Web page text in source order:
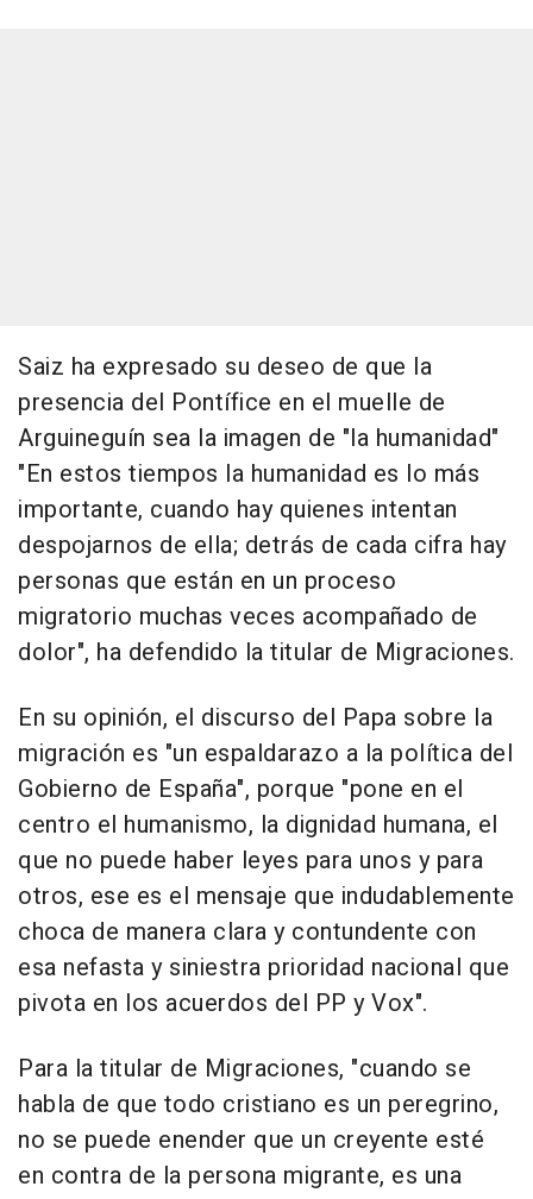
Saiz ha expresado su deseo de que la
presencia del Pontífice en el muelle de
Arguineguín sea la imagen de "la humanidad"
"En estos tiempos la humanidad es lo más
importante, cuando hay quienes intentan
despojarnos de ella; detrás de cada cifra hay
personas que están en un proceso
migratorio muchas veces acompañado de
dolor", ha defendido la titular de Migraciones.
En su opinión, el discurso del Papa sobre la
migración es "un espaldarazo a la política del
Gobierno de España", porque "pone en el
centro el humanismo, la dignidad humana, el
que no puede haber leyes para unos y para
otros, ese es el mensaje que indudablemente
choca de manera clara y contundente con
esa nefasta y siniestra prioridad nacional que
pivota en los acuerdos del PP y Vox".
Para la titular de Migraciones, "cuando se
habla de que todo cristiano es un peregrino,
no se puede enender que un creyente esté
en contra de la persona migrante, es una